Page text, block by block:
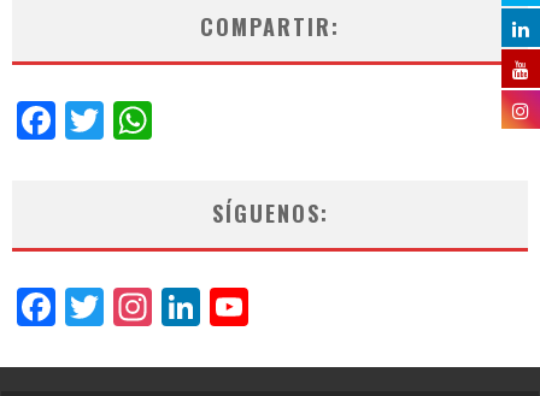
COMPARTIR:
Facebook
Twitter
SÍGUENOS:
Facebook
Twitter
Instagram
LinkedIn